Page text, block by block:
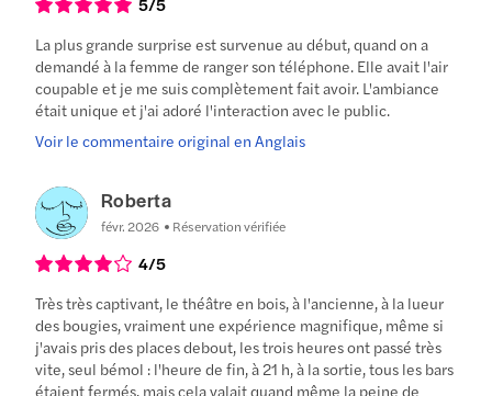
La plus grande surprise est survenue au début, quand on a
demandé à la femme de ranger son téléphone. Elle avait l'air
coupable et je me suis complètement fait avoir. L'ambiance
était unique et j'ai adoré l'interaction avec le public.
Voir le commentaire original en Anglais
Roberta
févr. 2026 Réservation vérifiée
4/5
Très très captivant, le théâtre en bois, à l'ancienne, à la lueur
des bougies, vraiment une expérience magnifique, même si
j'avais pris des places debout, les trois heures ont passé très
vite, seul bémol : l'heure de fin, à 21 h, à la sortie, tous les bars
étaient fermés, mais cela valait quand même la peine de